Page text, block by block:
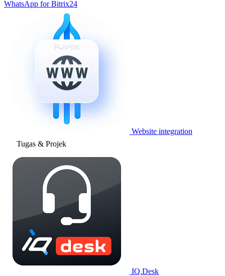
WhatsApp for Bitrix24
Website integration
Tugas & Projek
IQ.Desk